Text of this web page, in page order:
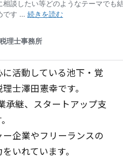
活動している池下・覚
士澤田憲幸です。
承継、スタートアップ支
企業やフリーランスの
いれています。